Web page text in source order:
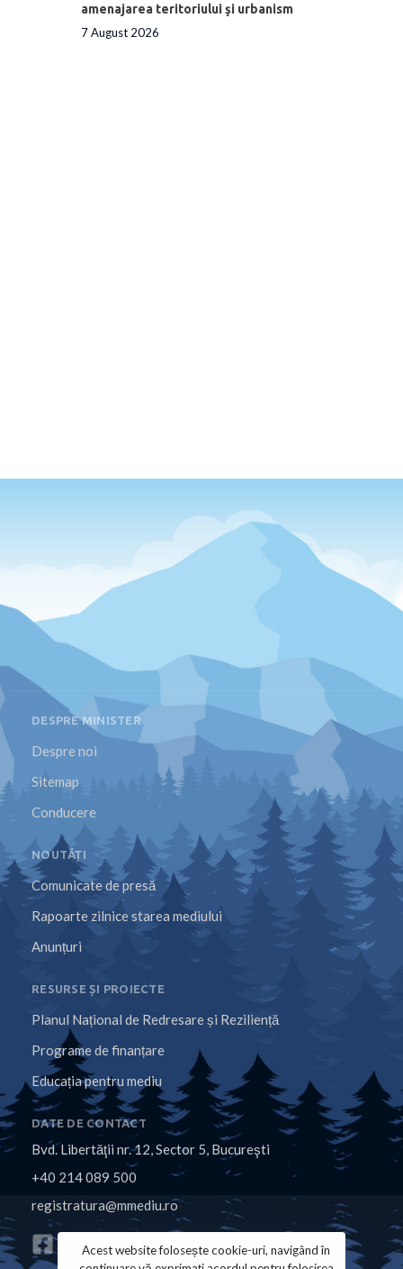
amenajarea teritoriului şi urbanism
7 August 2026
DESPRE MINISTER
Despre noi
Sitemap
Conducere
NOUTĂȚI
Comunicate de presă
Rapoarte zilnice starea mediului
Anunțuri
RESURSE ȘI PROIECTE
Planul Național de Redresare și Reziliență
Programe de finanțare
Educația pentru mediu
DATE DE CONTACT
Bvd. Libertăţii nr. 12, Sector 5, Bucureşti
+40 214 089 500
registratura@mmediu.ro
Acest website folosește cookie-uri, navigând în